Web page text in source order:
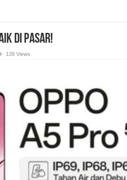
Di Pasar!
139 Views